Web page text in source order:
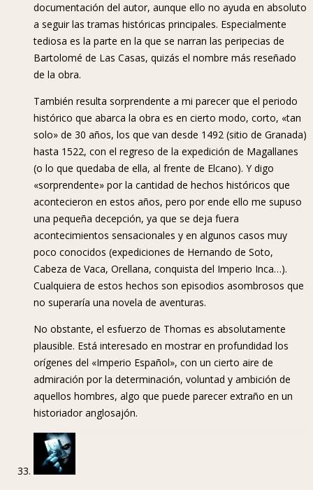
documentación del autor, aunque ello no ayuda en absoluto
a seguir las tramas históricas principales. Especialmente
tediosa es la parte en la que se narran las peripecias de
Bartolomé de Las Casas, quizás el nombre más reseñado
de la obra.
También resulta sorprendente a mi parecer que el periodo
histórico que abarca la obra es en cierto modo, corto, «tan
solo» de 30 años, los que van desde 1492 (sitio de Granada)
hasta 1522, con el regreso de la expedición de Magallanes
(o lo que quedaba de ella, al frente de Elcano). Y digo
«sorprendente» por la cantidad de hechos históricos que
acontecieron en estos años, pero por ende ello me supuso
una pequeña decepción, ya que se deja fuera
acontecimientos sensacionales y en algunos casos muy
poco conocidos (expediciones de Hernando de Soto,
Cabeza de Vaca, Orellana, conquista del Imperio Inca…).
Cualquiera de estos hechos son episodios asombrosos que
no superaría una novela de aventuras.
No obstante, el esfuerzo de Thomas es absolutamente
plausible. Está interesado en mostrar en profundidad los
orígenes del «Imperio Español», con un cierto aire de
admiración por la determinación, voluntad y ambición de
aquellos hombres, algo que puede parecer extraño en un
historiador anglosajón.